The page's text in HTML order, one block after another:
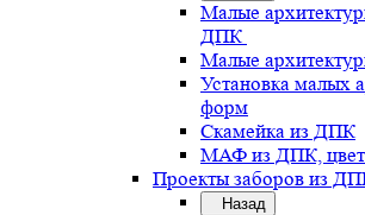
Малые
ДПК
Малые
Установка малых
форм
Скамейка из ДПК
МАФ из ДПК, цвет
Проекты заборов из
Назад